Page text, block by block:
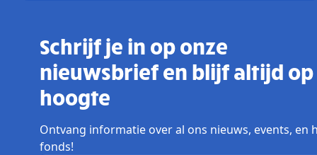
Schrijf je in op onze
nieuwsbrief en blijf altijd op
hoogte
Ontvang informatie over al ons nieuws, events, en
fonds!